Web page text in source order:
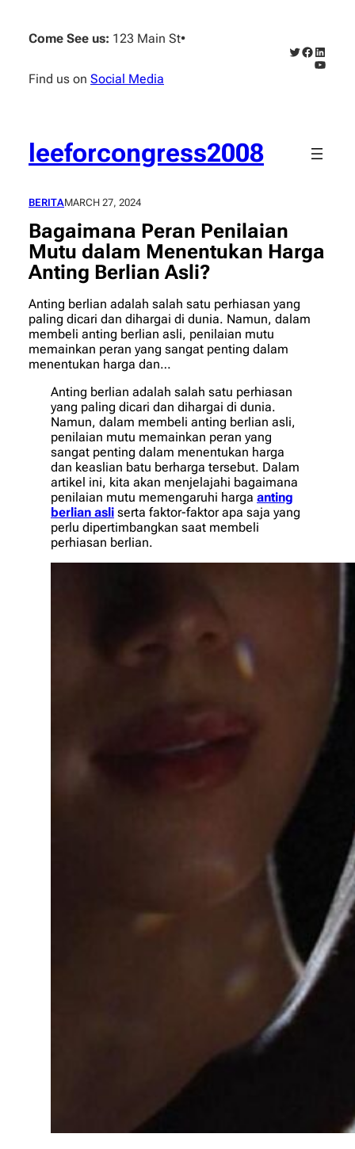
content
Come See us: 123 Main St•
Find us on Social Media
Twitter
Facebook
leeforcongress2008
BERITAMARCH 27, 2024
Bagaimana Peran Penilaian
Mutu dalam Menentukan Harga
Anting Berlian Asli?
Anting berlian adalah salah satu perhiasan yang
paling dicari dan dihargai di dunia. Namun, dalam
membeli anting berlian asli, penilaian mutu
memainkan peran yang sangat penting dalam
menentukan harga dan…
Anting berlian adalah salah satu perhiasan
yang paling dicari dan dihargai di dunia.
Namun, dalam membeli anting berlian asli,
penilaian mutu memainkan peran yang
sangat penting dalam menentukan harga
dan keaslian batu berharga tersebut. Dalam
artikel ini, kita akan menjelajahi bagaimana
penilaian mutu memengaruhi harga anting
berlian asli serta faktor-faktor apa saja yang
perlu dipertimbangkan saat membeli
perhiasan berlian.